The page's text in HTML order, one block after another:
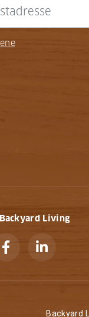
Living
Backyard